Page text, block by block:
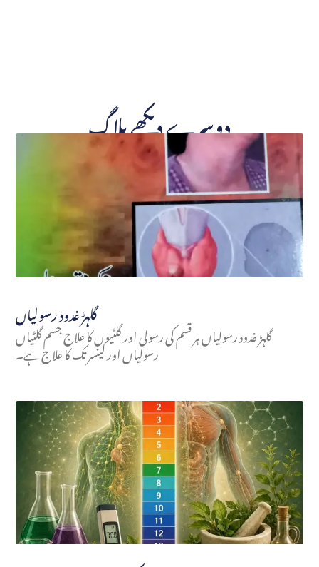
دوسرے دیکھے بلاگ
گلہڑ غدود رسولیاں
گلہڑ غدود رسولیاں ہر قسم کی رسولی اور گلٹیوں کا علاج جسم گلٹیاں
رسولیاں اور کینسر تک کا علاج ہے۔